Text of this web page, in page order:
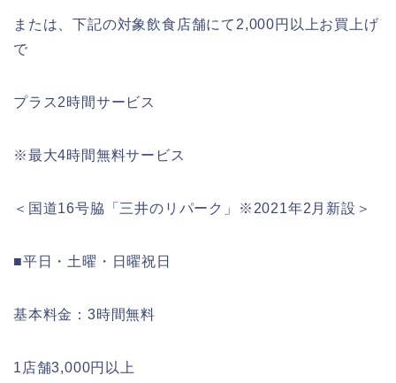
または、下記の対象飲食店舗にて2,000円以上お買上げ
で
プラス2時間サービス
※最大4時間無料サービス
＜国道16号脇「三井のリパーク」※2021年2月新設＞
■平日・土曜・日曜祝日
基本料金：3時間無料
1店舗3,000円以上